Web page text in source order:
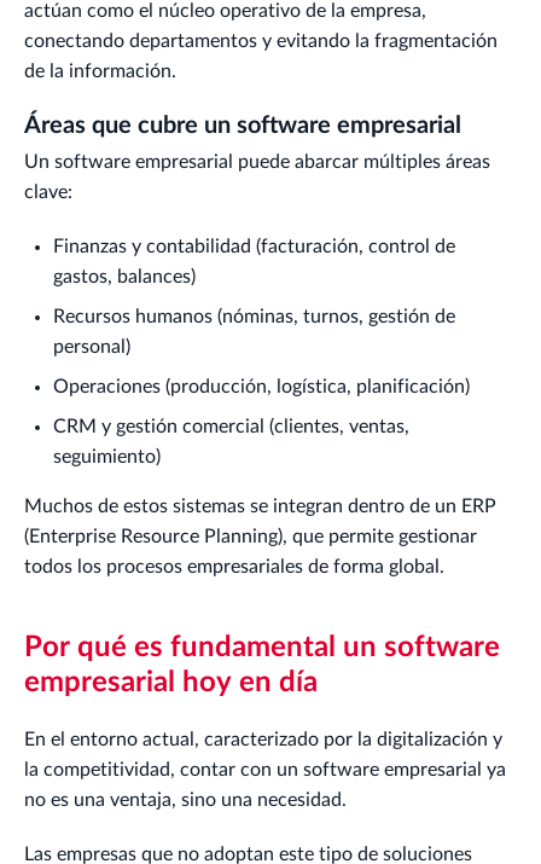
actúan como el núcleo operativo de la empresa,
conectando departamentos y evitando la fragmentación
de la información.
Áreas que cubre un software empresarial
Un software empresarial puede abarcar múltiples áreas
clave:
Finanzas y contabilidad (facturación, control de
gastos, balances)
Recursos humanos (nóminas, turnos, gestión de
personal)
Operaciones (producción, logística, planificación)
CRM y gestión comercial (clientes, ventas,
seguimiento)
Muchos de estos sistemas se integran dentro de un ERP
(Enterprise Resource Planning), que permite gestionar
todos los procesos empresariales de forma global.
Por qué es fundamental un software
empresarial hoy en día
En el entorno actual, caracterizado por la digitalización y
la competitividad, contar con un software empresarial ya
no es una ventaja, sino una necesidad.
Las empresas que no adoptan este tipo de soluciones